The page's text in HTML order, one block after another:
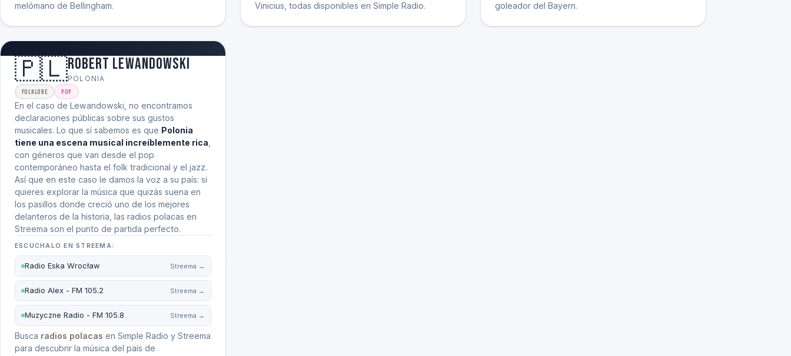
melómano de Bellingham.
Vinicius, todas disponibles en Simple Radio.
goleador del Bayern.
🇵🇱Robert Lewandowski
POLONIA
Folklore Pop
En el caso de Lewandowski, no encontramos
declaraciones públicas sobre sus gustos
musicales. Lo que sí sabemos es que Polonia
tiene una escena musical increíblemente rica
con géneros que van desde el pop
contemporáneo hasta el folk tradicional y el jazz.
Así que en este caso le damos la voz a su país: si
quieres explorar la música que quizás suena en
los pasillos donde creció uno de los mejores
delanteros de la historia, las radios polacas en
Streema son el punto de partida perfecto.
ESCÚCHALO EN STREEMA:
Radio Eska Wrocław Streema →
Radio Alex - FM 105.2 Streema →
Muzyczne Radio - FM 105.8 Streema →
Busca radios polacas en Simple Radio y Streema
para descubrir la música del país de